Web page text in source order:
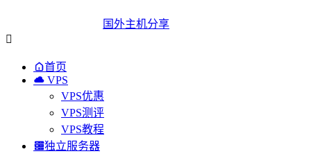
国外主机分享

首页
 VPS
VPS优惠
VPS测评
VPS教程
独立服务器